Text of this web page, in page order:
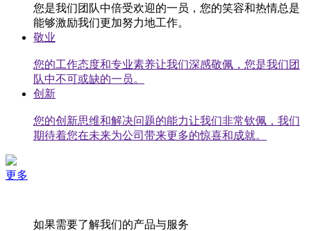
您是我们团队中倍受欢迎的一员，您的笑容和热情总是
能够激励我们更加努力地工作。
敬业
您的工作态度和专业素养让我们深感敬佩，您是我们团
队中不可或缺的一员。
创新
您的创新思维和解决问题的能力让我们非常钦佩，我们
期待着您在未来为公司带来更多的惊喜和成就。
更多
如果需要了解我们的产品与服务